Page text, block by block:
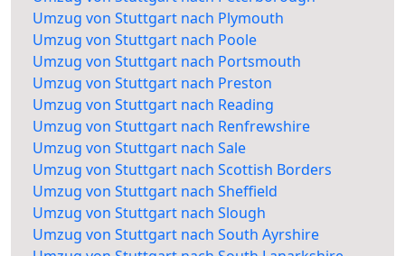
Umzug von Stuttgart nach Plymouth
Umzug von Stuttgart nach Poole
Umzug von Stuttgart nach Portsmouth
Umzug von Stuttgart nach Preston
Umzug von Stuttgart nach Reading
Umzug von Stuttgart nach Renfrewshire
Umzug von Stuttgart nach Sale
Umzug von Stuttgart nach Scottish Borders
Umzug von Stuttgart nach Sheffield
Umzug von Stuttgart nach Slough
Umzug von Stuttgart nach South Ayrshire